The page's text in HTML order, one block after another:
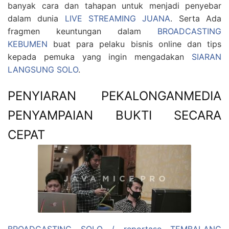
banyak cara dan tahapan untuk menjadi penyebar
dalam dunia LIVE STREAMING JUANA. Serta Ada
fragmen keuntungan dalam BROADCASTING
KEBUMEN buat para pelaku bisnis online dan tips
kepada pemuka yang ingin mengadakan SIARAN
LANGSUNG SOLO.
PENYIARAN PEKALONGANMEDIA
PENYAMPAIAN BUKTI SECARA
CEPAT